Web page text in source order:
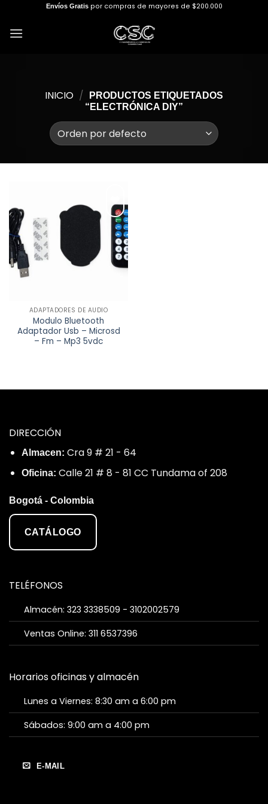
content
Envíos Gratis por compras de mayores de $200.000
INICIO /
PRODUCTOS ETIQUETADOS
“ELECTRÓNICA DIY”
Añadir
a la
lista de
deseos
ADAPTADORES DE AUDIO
Modulo Bluetooth
Adaptador Usb – Microsd
– Fm – Mp3 5vdc
DIRECCIÓN
Almacen: Cra 9 # 21 - 64
Oficina: Calle 21 # 8 - 81 CC Tundama of 208
Bogotá - Colombia
CATÁLOGO
TELÉFONOS
Almacén: 323 3338509 - 3102002579
Ventas Online: 311 6537396
Horarios oficinas y almacén
Lunes a Viernes: 8:30 am a 6:00 pm
Sábados: 9:00 am a 4:00 pm
E-MAIL